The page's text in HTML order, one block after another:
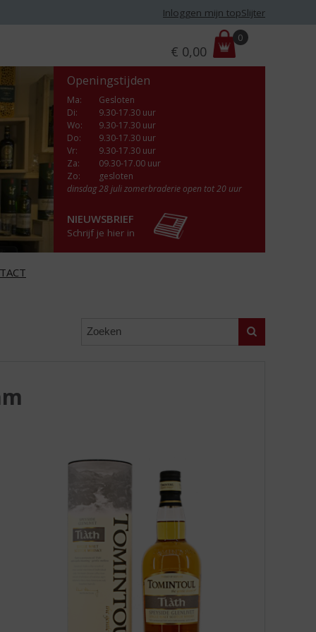
Inloggen mijn topSlijter
r
i
€ 0,00
0
Openingstijden
Ma:
Gesloten
Di:
9.30-17.30 uur
Wo:
9.30-17.30 uur
Do:
9.30-17.30 uur
Vr:
9.30-17.30 uur
Za:
09.30-17.00 uur
Zo:
gesloten
dinsdag 28 juli zomerbraderie open tot 20 uur
NIEUWSBRIEF
Schrijf je hier in
Zoeken